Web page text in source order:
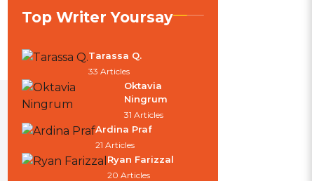
Top Writer Yoursay
Tarassa Q.
33 Articles
Oktavia
Ningrum
31 Articles
Ardina Praf
21 Articles
Ryan Farizzal
20 Articles